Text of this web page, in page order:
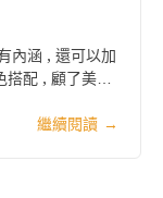
內涵 , 還可以加
搭配 , 顧了美…
繼續閱讀 →